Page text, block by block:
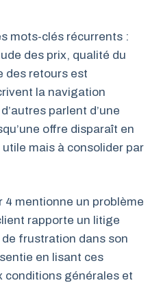
mots-clés récurrents :
des prix, qualité du
des retours est
la navigation
parlent d’une
offre disparaît en
mais à consolider par
4 mentionne un problème
rapporte un litige
de frustration dans son
en lisant ces
conditions générales et